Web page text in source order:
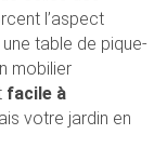
l’aspect
table de pique-
mobilier
facile à
votre jardin en